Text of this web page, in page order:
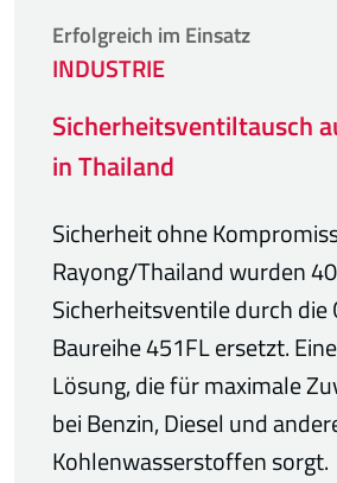
Erfolgreich im Einsatz
INDUSTRIE
Sicherheitsventiltausch
in Thailand
Sicherheit ohne
Rayong/Thailand wurden 40
Sicherheitsventile durch die
Baureihe 451FL ersetzt.
Lösung, die für maximale
bei Benzin, Diesel und
Kohlenwasserstoffen sorgt.